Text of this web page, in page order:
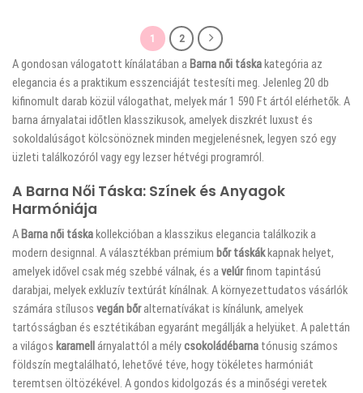
1 2
Agondosan válogatott kínálatában a Barna női táskakategória az
elegancia és a praktikum esszenciáját testesíti meg. Jelenleg 20 db
kifinomult darab közül válogathat, melyek már 1 590 Ft ártól elérhetők. A
barna árnyalatai időtlen klasszikusok, amelyek diszkrét luxust és
sokoldalúságot kölcsönöznek minden megjelenésnek, legyen szó egy
üzleti találkozóról vagy egy lezser hétvégi programról.
A Barna Női Táska: Színek és Anyagok
Harmóniája
A Barna női táskakollekcióban a klasszikus elegancia találkozik a
modern designnal. A választékban prémium bőr táskákkapnak helyet,
amelyek idővel csak még szebbé válnak, és a velúrfinom tapintású
darabjai, melyek exkluzív textúrát kínálnak. A környezettudatos vásárlók
számára stílusos vegán bőralternatívákat is kínálunk, amelyek
tartósságban és esztétikában egyaránt megállják a helyüket. A palettán
a világos karamellárnyalattól a mélycsokoládébarna tónusig számos
földszín megtalálható, lehetővé téve, hogy tökéletes harmóniát
teremtsen öltözékével. A gondos kidolgozás és a minőségi veretek